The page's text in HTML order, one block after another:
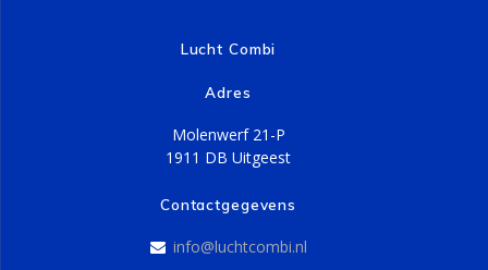
Lucht Combi
Adres
Molenwerf 21-P
1911 DB Uitgeest
Contactgegevens
info@luchtcombi.nl